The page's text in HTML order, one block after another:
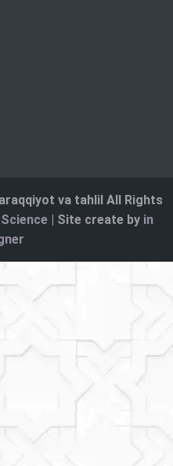
va tahlil All Rights
| Site create by in